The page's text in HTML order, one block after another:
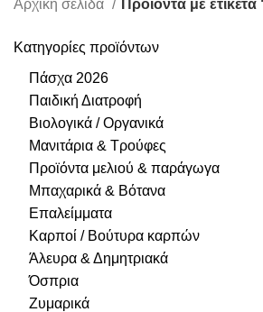
Αρχική σελίδα Προϊόντα με
Κατηγορίες προϊόντων
Πάσχα 2026
Παιδική Διατροφή
Βιολογικά / Οργανικά
Μανιτάρια & Τρούφες
Προϊόντα μελιού & παράγωγα
Μπαχαρικά & Βότανα
Επαλείμματα
Καρποί / Βούτυρα καρπών
Άλευρα & Δημητριακά
Όσπρια
Ζυμαρικά